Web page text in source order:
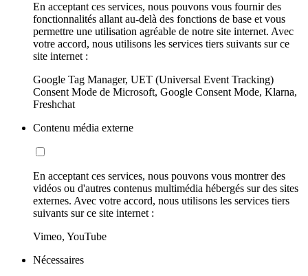
En acceptant ces services, nous pouvons vous fournir des
fonctionnalités allant au-delà des fonctions de base et vous
permettre une utilisation agréable de notre site internet. Avec
votre accord, nous utilisons les services tiers suivants sur ce
site internet :
Google Tag Manager, UET (Universal Event Tracking)
Consent Mode de Microsoft, Google Consent Mode, Klarna,
Freshchat
Contenu média externe
En acceptant ces services, nous pouvons vous montrer des
vidéos ou d'autres contenus multimédia hébergés sur des sites
externes. Avec votre accord, nous utilisons les services tiers
suivants sur ce site internet :
Vimeo, YouTube
Nécessaires